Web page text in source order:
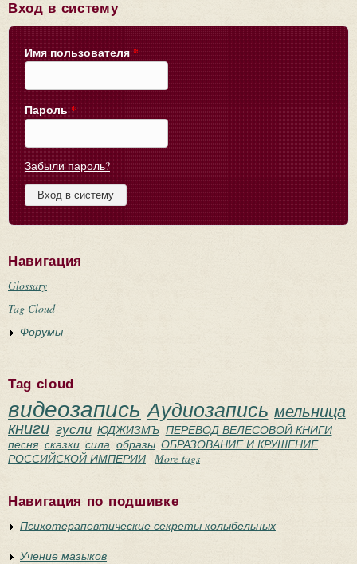
Вход в систему
Имя пользователя *
Пароль *
Забыли пароль?
Навигация
Glossary
Tag Cloud
Форумы
Tag cloud
видеозапись Аудиозапись мельница
книги гусли ЮДЖИЗМЪ ПЕРЕВОД ВЕЛЕСОВОЙ КНИГИ
песня сказки сила образы ОБРАЗОВАНИЕ И КРУШЕНИЕ
РОССИЙСКОЙ ИМПЕРИИ More tags
Навигация по подшивке
Психотерапевтические секреты колыбельных
Учение мазыков